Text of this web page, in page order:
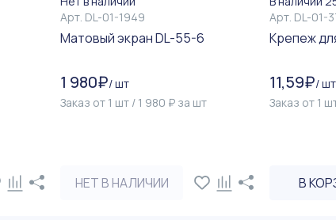
Арт. DL-01-1949
Матовый экран DL-55-6
1 980₽/шт
Заказ от 1 шт / 1 980 ₽ за шт
НЕТ В НАЛИЧИИ
Арт. DL-01-
Крепеж
11,59₽/шт
Заказ от 1
В